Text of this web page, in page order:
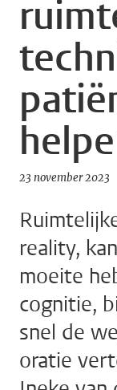
23 november 2023
reality,
moeite
cognitie,
snel de
oratie